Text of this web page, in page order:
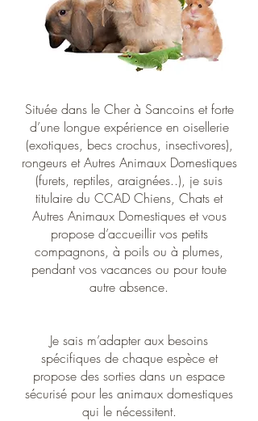
Située dans le Cher à Sancoins et forte
d’une longue expérience en oisellerie
(exotiques, becs crochus, insectivores),
rongeurs et Autres Animaux Domestiques
(furets, reptiles, araignées..), je suis
titulaire du CCAD Chiens, Chats et
Autres Animaux Domestiques et vous
propose d’accueillir vos petits
compagnons, à poils ou à plumes,
pendant vos vacances ou pour toute
autre absence.
Je sais m’adapter aux besoins
spécifiques de chaque espèce et
propose des sorties dans un espace
sécurisé pour les animaux domestiques
qui le nécessitent.